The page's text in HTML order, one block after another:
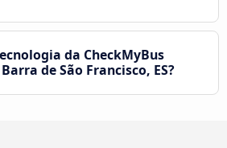
da CheckMyBus
de São Francisco, ES?